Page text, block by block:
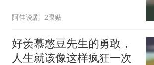
阿佳说剧 2跟贴
好羡慕憨豆先生的勇敢，
人生就该像这样疯狂一次